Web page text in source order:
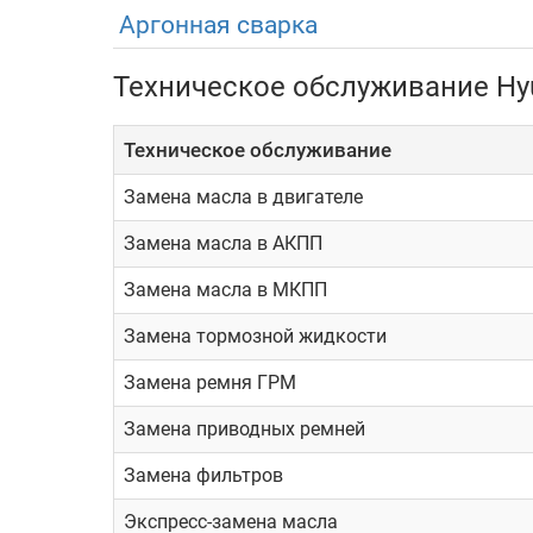
Эксплуатация
Автомобили серии оснащены весьма
При этом, конечно же, необходимо выбирать
не слишком высока. Выполнение таких работ
Куда обратиться?
В Москве существует немало сервисных
них могут гарантировать высокое качество
Здесь есть все необходимое, чтобы в
помогут с подбором запчастей, если это будет
Некоторые преимущества ремонта Hyundai
Бесплатная диагностика
ТО на дилерском уровне
Аргонная сварка
Техническое обслуживание
Техническое обслуживание
Замена масла в двигателе
Замена масла в АКПП
Замена масла в МКПП
Замена тормозной жидкости
Замена ремня ГРМ
Замена приводных ремней
Замена фильтров
Экспресс-замена масла